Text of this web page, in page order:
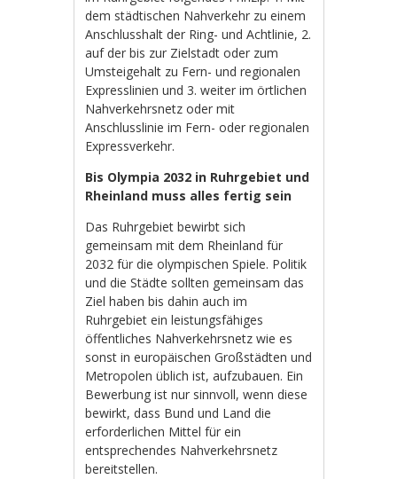
dem städtischen Nahverkehr zu einem
Anschlusshalt der Ring- und Achtlinie, 2.
auf der bis zur Zielstadt oder zum
Umsteigehalt zu Fern- und regionalen
Expresslinien und 3. weiter im örtlichen
Nahverkehrsnetz oder mit
Anschlusslinie im Fern- oder regionalen
Expressverkehr.
Bis Olympia 2032 in Ruhrgebiet und
Rheinland muss alles fertig sein
Das Ruhrgebiet bewirbt sich
gemeinsam mit dem Rheinland für
2032 für die olympischen Spiele. Politik
und die Städte sollten gemeinsam das
Ziel haben bis dahin auch im
Ruhrgebiet ein leistungsfähiges
öffentliches Nahverkehrsnetz wie es
sonst in europäischen Großstädten und
Metropolen üblich ist, aufzubauen. Ein
Bewerbung ist nur sinnvoll, wenn diese
bewirkt, dass Bund und Land die
erforderlichen Mittel für ein
entsprechendes Nahverkehrsnetz
bereitstellen.